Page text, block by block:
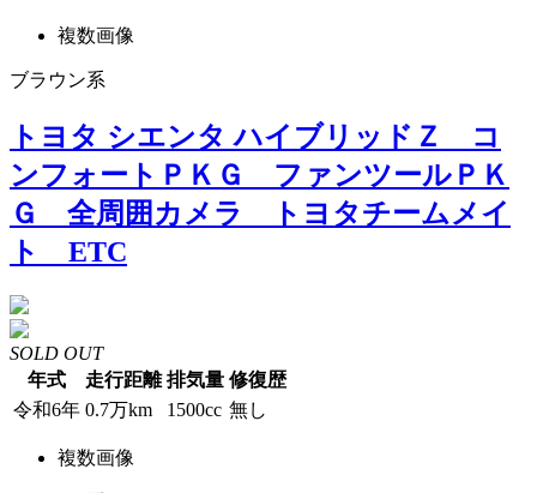
複数画像
ブラウン系
トヨタ シエンタ ハイブリッドＺ コ
ンフォートＰＫＧ ファンツールＰＫ
Ｇ 全周囲カメラ トヨタチームメイ
ト ETC
SOLD OUT
年式
走行距離 排気量 修復歴
令和6年 0.7万km 1500cc 無し
複数画像